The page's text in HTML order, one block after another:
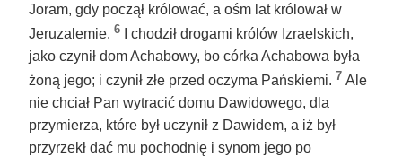
Joram, gdy począł królować, a ośm lat królował w
Jeruzalemie. 6
I chodził drogami królów Izraelskich,
jako czynił dom Achabowy, bo córka Achabowa była
żoną jego; i czynił złe przed oczyma Pańskiemi. 7 Ale
nie chciał Pan wytracić domu Dawidowego, dla
przymierza, które był uczynił z Dawidem, a iż był
przyrzekł dać mu pochodnię i synom jego po